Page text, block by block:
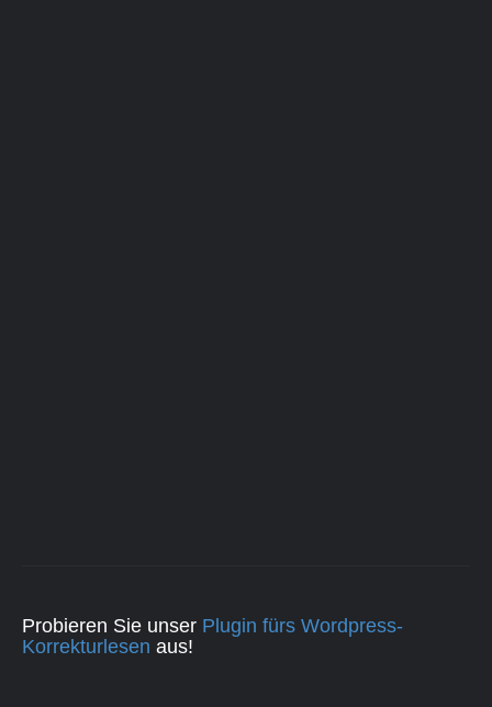
Probieren Sie unser Plugin fürs Wordpress-
Korrekturlesen aus!